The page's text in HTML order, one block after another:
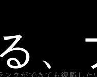
、
ンクができても復職した